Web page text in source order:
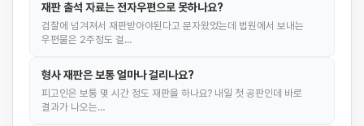
재판 출석 자료는 전자우편으로 못하나요?
검찰에 넘겨져서 재판받아야된다고 문자왔었는데 법원에서 보내는
우편물은 2주정도 걸…
형사 재판은 보통 얼마나 걸리나요?
피고인은 보통 몇 시간 정도 재판을 하나요? 내일 첫 공판인데 바로
결과가 나오는…